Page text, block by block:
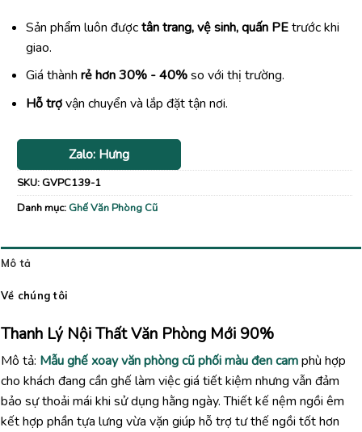
Sản phẩm luôn đượctân trang, vệ sinh, quấn PEtrước khi
giao.
Giá thành rẻ hơn 30% - 40%so với thị trường.
Hỗ trợvận chuyển và lắp đặt tận nơi.
Zalo: Hưng
SKU: GVPC139-1
Danh mục: Ghế Văn Phòng Cũ
Mô tả
Về chúng tôi
Thanh Lý Nội Thất Văn Phòng Mới 90%
Mô tả: Mẫu ghế xoay văn phòng cũ phối màu đen camphù hợp
cho khách đang cần ghế làm việc giá tiết kiệm nhưng vẫn đảm
bảo sự thoải mái khi sử dụng hằng ngày. Thiết kế nệm ngồi êm
kết hợp phần tựa lưng vừa vặn giúp hỗ trợ tư thế ngồi tốt hơn